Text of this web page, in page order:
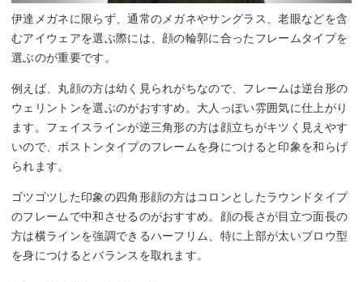
伊達メガネに限らず、通常のメガネやサングラス、老眼などを含
むアイウェアを選ぶ際には、顔の輪郭に合ったフレームタイプを
選ぶのが重要です。
例えば、丸顔の方は幼く見られがちなので、フレームは逆台形の
ウェリントンを選ぶのがおすすめ。大人っぽい雰囲気に仕上がり
ます。フェイスラインが逆三角形の方は顔立ちがキツく見えやす
いので、ボストンタイプのフレームを身につけると印象を和らげ
られます。
ゴツゴツした印象の四角形顔の方はコロンとしたラウンドタイプ
のフレームで中和させるのがおすすめ。顔の長さが目立つ面長の
方は横ラインを強調できるハーフリム、特に上部が太いブロウ型
を身につけるとバランスを取れます。